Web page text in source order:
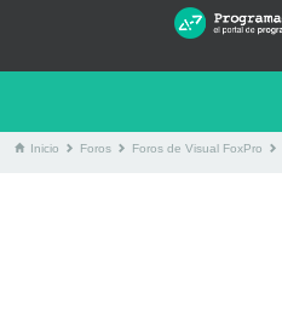
Inicio Foros Foros de Visual FoxPro